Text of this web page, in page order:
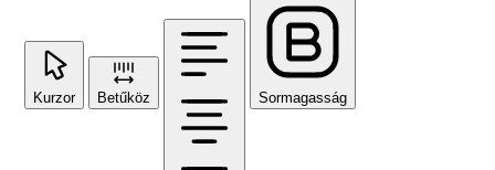
Kurzor Betűköz Sormagasság